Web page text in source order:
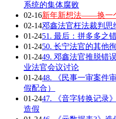
系统的集体腐败
02-16新年新想法——换一
02-14邓鑫法官枉法裁判思
01-2451. 最后：拼多多之
01-2450. 长宁法官的其他
01-2449. 邓鑫法官推脱错
业法官会议讨论
01-2448. 《民事一审案件
假配合）
01-2447. 《音字转换记录
造假